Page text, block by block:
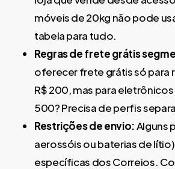
móveis de 20kg não pode
tabela para tudo.
Regras de frete grátis
oferecer frete grátis só para
R$ 200, mas para
500? Precisa de perfis
Restrições de envio:Alguns
aerossóis ou baterias de
específicas dos Correios.